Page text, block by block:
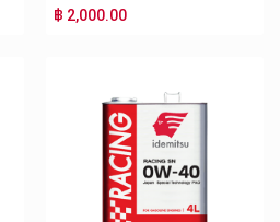
฿ 2,000.00